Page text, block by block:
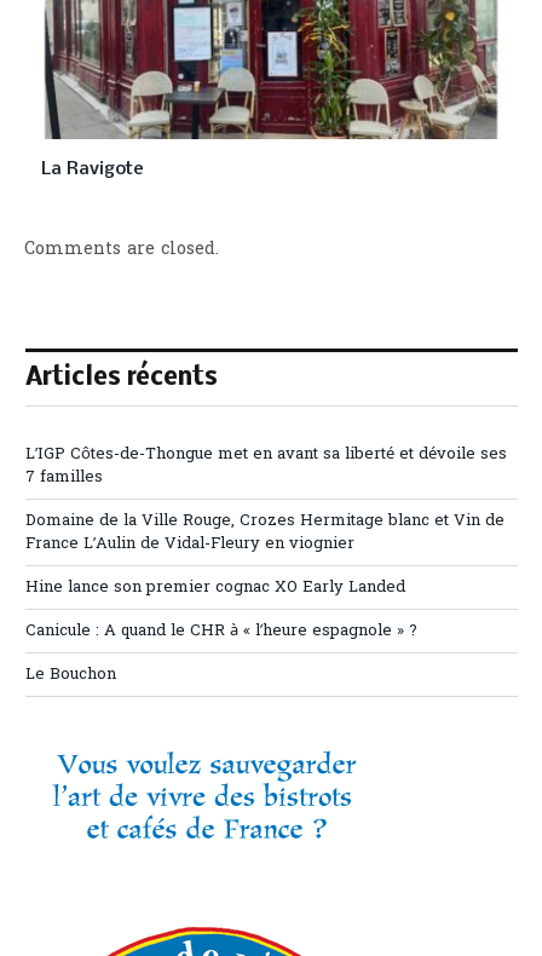
La Ravigote
Comments are closed.
Articles récents
L’IGP Côtes-de-Thongue met en avant sa liberté et dévoile ses
7 familles
Domaine de la Ville Rouge, Crozes Hermitage blanc et Vin de
France L’Aulin de Vidal-Fleury en viognier
Hine lance son premier cognac XO Early Landed
Canicule : A quand le CHR à « l’heure espagnole » ?
Le Bouchon